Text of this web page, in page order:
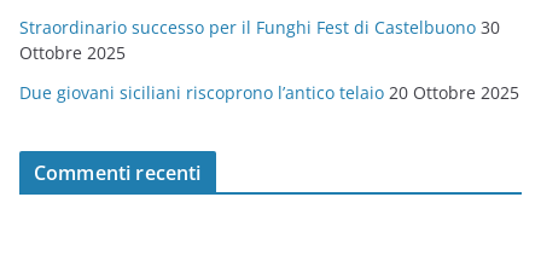
Straordinario successo per il Funghi Fest di Castelbuono 30
Ottobre 2025
Due giovani siciliani riscoprono l’antico telaio 20 Ottobre 2025
Commenti recenti